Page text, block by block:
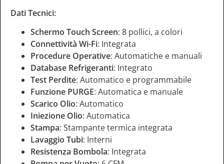
Dati Tecnici:
Schermo Touch Screen: 8 pollici, a colori
Connettività Wi-Fi: Integrata
Procedure Operative: Automatiche e manuali
Database Refrigeranti: Integrato
Test Perdite: Automatico e programmabile
Funzione PURGE: Automatica e manuale
Scarico Olio: Automatico
Iniezione Olio: Automatica
Stampa: Stampante termica integrata
Lavaggio Tubi: Interni
Resistenza Bombola: Integrata